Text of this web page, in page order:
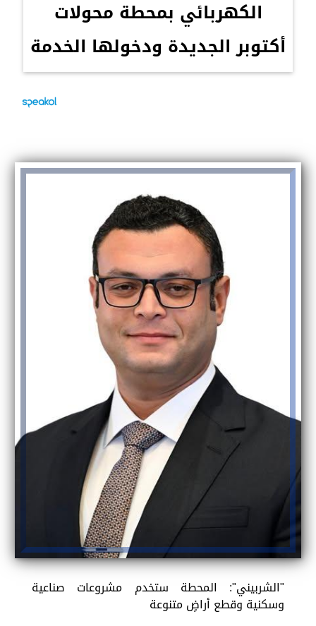
الكهربائي بمحطة محولات
أكتوبر الجديدة ودخولها الخدمة
"الشربيني": المحطة ستخدم مشروعات صناعية
وسكنية وقطع أراضٍ متنوعة